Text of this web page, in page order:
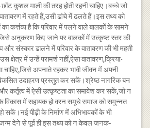
कुशल माली की तरह होती रहनी चाहिए।बच्चे जो
में रहते हैं,उसी ढांचे में ढलते हैं।इस तथ्य को
कर्त्तव्य है कि परिवार में पलने वाले बालकों के सामने
अनुकरण किए जाने पर बालकों में उत्कृष्ट स्तर की
और संस्कार ढालने में परिवार के वातावरण की भी महती
क्षेत्र में उन्हें परामर्श नहीं,ऐसा वातावरण,क्रिया-
अपनाते रहकर भावी जीवन में अपनी
उदाहरण प्रस्तुत कर सकें।श्रेष्ठ नागरिक बन
कर्तृत्व में ऐसी उत्कृष्टता का समावेश कर सकें,जो न
के विकास में सहायक हो वरन समूचे समाज को समुन्नत
सकें।नई पीढ़ी के निर्माण में अभिभावकों के भी
देने से पूर्व ही इस तथ्य को न केवल जनक-